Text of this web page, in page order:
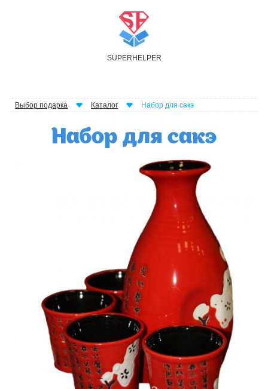
SUPER H ELPER
Выбор подарка Каталог Набор для сакэ
Набор для сакэ